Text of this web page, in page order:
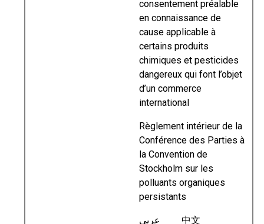
consentement préalable
en connaissance de
cause applicable à
certains produits
chimiques et pesticides
dangereux qui font l’objet
d’un commerce
international
Règlement intérieur de la
Conférence des Parties à
la Convention de
Stockholm sur les
polluants organiques
persistants
عربي
中文